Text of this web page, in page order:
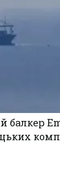
балкер